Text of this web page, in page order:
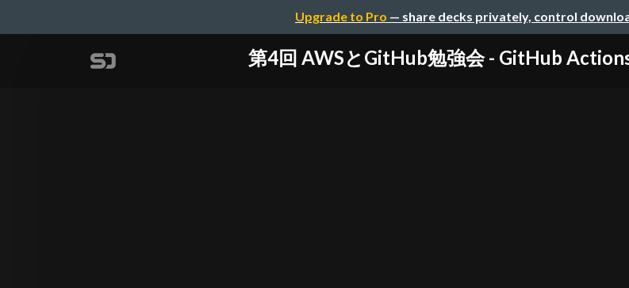
Upgrade to Pro — share decks privately, control
第4回 AWSとGitHub勉強会 - GitHub